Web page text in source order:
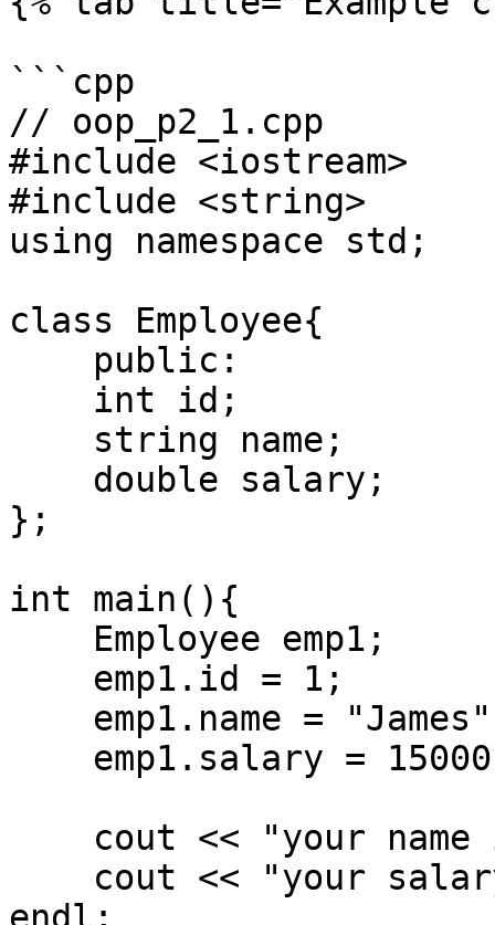
```cpp
// oop_p2_1.cpp
#include <iostream>
#include <string>
using namespace std;
class Employee{
};
int main(){